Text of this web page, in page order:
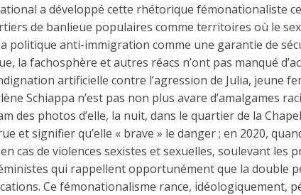
a développé cette rhétorique fémonationaliste
de banlieue populaires comme territoires où le
politique anti-immigration comme une garantie de
la fachosphère et autres réacs n’ont pas manqué
artificielle contre l’agression de Julia, jeune
Schiappa n’est pas non plus avare d’amalgames
des photos d’elle, la nuit, dans le quartier de la
et signifier qu’elle « brave » le danger ; en 2020,
cas de violences sexistes et sexuelles, soulevant les
qui rappellent opportunément que la double
Ce fémonationalisme rance, idéologiquement,